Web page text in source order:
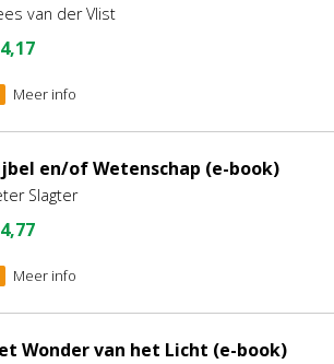
van der Vlist
4,17
Meer info
en/of Wetenschap (e-book)
Slagter
4,77
Meer info
Wonder van het Licht (e-book)